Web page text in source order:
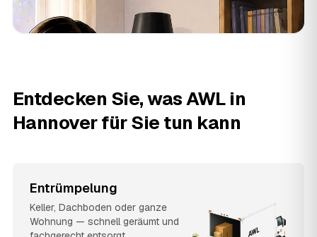
Entdecken Sie, was AWL in
Hannover für Sie tun kann
Entrümpelung
Keller, Dachboden oder ganze
Wohnung — schnell geräumt und